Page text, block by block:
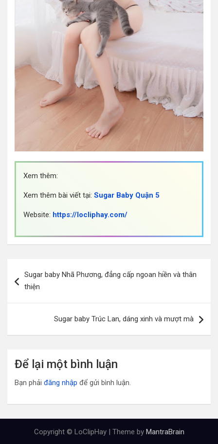
Xem thêm:
Xem thêm bài viết tại: Sugar Baby Quận 5
Website: https://locliphay.com/
hướng
Sugar baby Nhã Phương, đẳng cấp ngoan hiền và thân
thiện
Sugar baby Trúc Lan, dáng xinh và mượt mà
Để lại một bình luận
Bạn phải đăng nhập để gửi bình luận.
Copyright © LoClipHay | Theme by MantraBrain